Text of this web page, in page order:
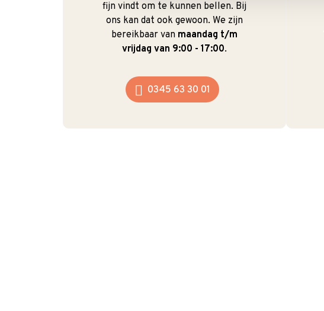
fijn vindt om te kunnen bellen. Bij
ons kan dat ook gewoon. We zijn
bereikbaar van maandag t/m
vrijdag van 9:00 - 17:00.
0345 63 30 01